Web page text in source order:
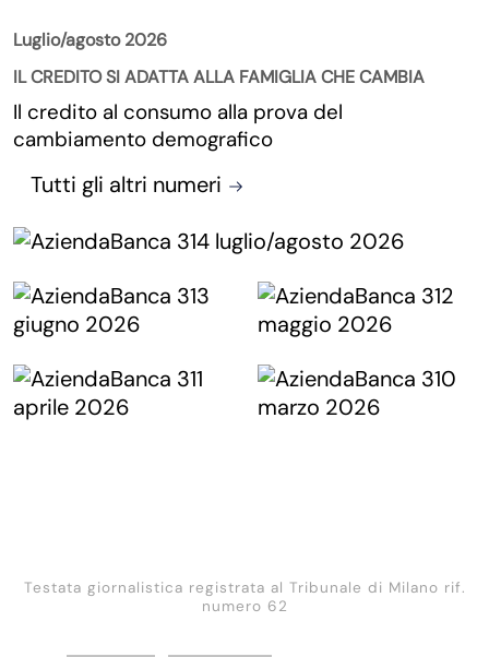
Luglio/agosto 2026
IL CREDITO SI ADATTA ALLA FAMIGLIA CHE CAMBIA
Il credito al consumo alla prova del
cambiamento demografico
Tutti gli altri numeri
Testata giornalistica registrata al Tribunale di Milano rif.
numero 62